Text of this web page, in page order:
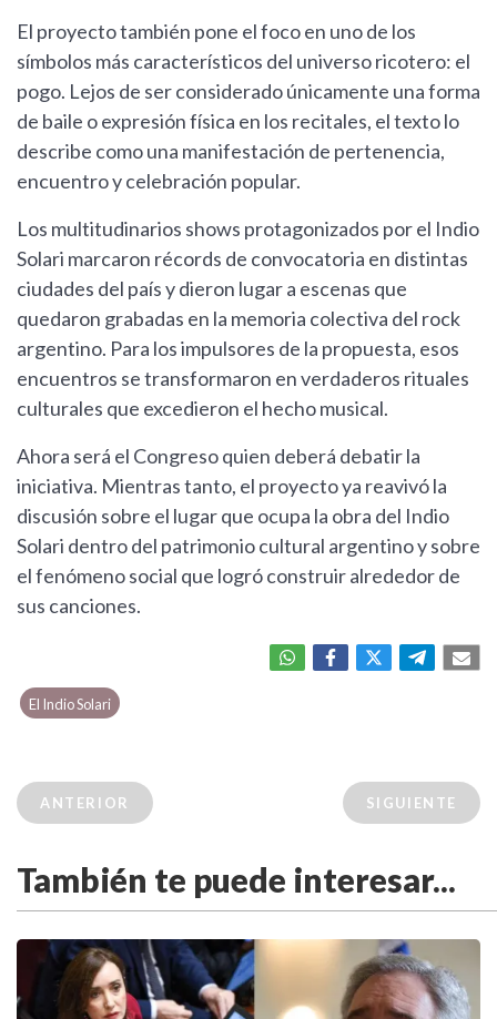
El proyecto también pone el foco en uno de los
símbolos más característicos del universo ricotero: el
pogo. Lejos de ser considerado únicamente una forma
de baile o expresión física en los recitales, el texto lo
describe como una manifestación de pertenencia,
encuentro y celebración popular.
Los multitudinarios shows protagonizados por el Indio
Solari marcaron récords de convocatoria en distintas
ciudades del país y dieron lugar a escenas que
quedaron grabadas en la memoria colectiva del rock
argentino. Para los impulsores de la propuesta, esos
encuentros se transformaron en verdaderos rituales
culturales que excedieron el hecho musical.
Ahora será el Congreso quien deberá debatir la
iniciativa. Mientras tanto, el proyecto ya reavivó la
discusión sobre el lugar que ocupa la obra del Indio
Solari dentro del patrimonio cultural argentino y sobre
el fenómeno social que logró construir alrededor de
sus canciones.
El Indio Solari
ANTERIOR SIGUIENTE
También te puede interesar...